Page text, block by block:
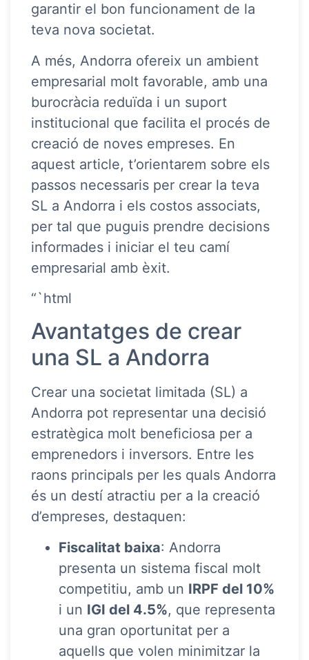
garantir el bon funcionament de la
teva nova societat.
A més, Andorra ofereix un ambient
empresarial molt favorable, amb una
burocràcia reduïda i un suport
institucional que facilita el procés de
creació de noves empreses. En
aquest article, t’orientarem sobre els
passos necessaris per crear la teva
SL a Andorra i els costos associats,
per tal que puguis prendre decisions
informades i iniciar el teu camí
empresarial amb èxit.
“`html
Avantatges de crear
una SL a Andorra
Crear una societat limitada (SL) a
Andorra pot representar una decisió
estratègica molt beneficiosa per a
emprenedors i inversors. Entre les
raons principals per les quals Andorra
és un destí atractiu per a la creació
d’empreses, destaquen:
Fiscalitat baixa: Andorra
presenta un sistema fiscal molt
competitiu, amb un IRPF del 10%
i un IGI del 4.5%, que representa
una gran oportunitat per a
aquells que volen minimitzar la